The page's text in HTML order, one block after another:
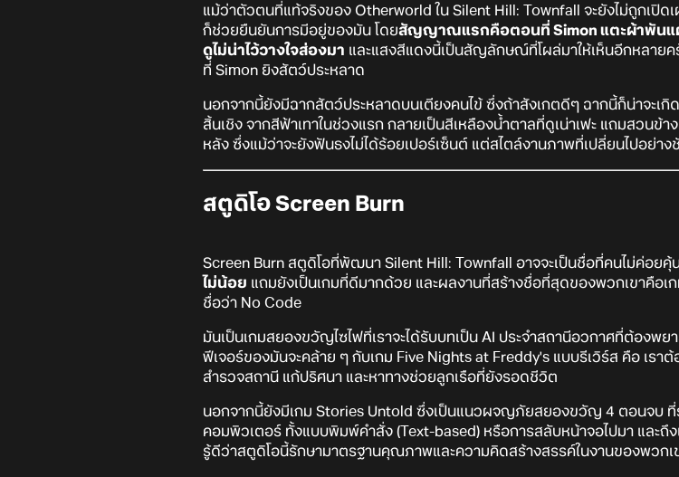
แม้ว่าตัวตนที่แท้จริงของ Otherworld ใน Silent Hill: Townfall จะยังไม่ถูกเปิ
ก็ช่วยยืนยันการมีอยู่ของมัน โดยสัญญาณแรกคือตอนที่ Simon แตะผ้าพันแผ
ดูไม่น่าไว้วางใจส่องมา และแสงสีแดงนี้เป็นสัญลักษณ์ที่โผล่มาให้เห็นอีกหลายค
ที่ Simon ยิงสัตว์ประหลาด
นอกจากนี้ยังมีฉากสัตว์ประหลาดบนเตียงคนไข้ ซึ่งถ้าสังเกตดีๆ ฉากนี้ก็น่าจะเกิ
สิ้นเชิง จากสีฟ้าเทาในช่วงแรก กลายเป็นสีเหลืองน้ำตาลที่ดูเน่าเฟะ แถมสวนข้
หลัง ซึ่งแม้ว่าจะยังฟันธงไม่ได้ร้อยเปอร์เซ็นต์ แต่สไตล์งานภาพที่เปลี่ยนไปอย่า
สตูดิโอ Screen Burn
Screen Burn สตูดิโอที่พัฒนา Silent Hill: Townfall อาจจะเป็นชื่อที่คนไม่ค่อยคุ้
ไม่น้อย แถมยังเป็นเกมที่ดีมากด้วย และผลงานที่สร้างชื่อที่สุดของพวกเขาคือ
ชื่อว่า No Code
มันเป็นเกมสยองขวัญไซไฟที่เราจะได้รับบทเป็น AI ประจำสถานีอวกาศที่ต้องพย
ฟีเจอร์ของมันจะคล้าย ๆ กับเกม Five Nights at Freddy's แบบรีเวิร์ส คือ เร
สำรวจสถานี แก้ปริศนา และหาทางช่วยลูกเรือที่ยังรอดชีวิต
นอกจากนี้ยังมีเกม Stories Untold ซึ่งเป็นแนวผจญภัยสยองขวัญ 4 ตอนจบ ที่
คอมพิวเตอร์ ทั้งแบบพิมพ์คำสั่ง (Text-based) หรือการสลับหน้าจอไปมา และถึง
รู้ดีว่าสตูดิโอนี้รักษามาตรฐานคุณภาพและความคิดสร้างสรรค์ในงานของพวกเ